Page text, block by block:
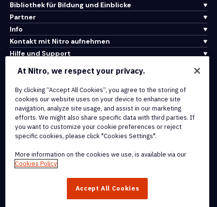
Bibliothek für Bildung und Einblicke
Partner
Info
Kontakt mit Nitro aufnehmen
Hilfe und Support
Nutzungsbedingungen
Cookie-Richtlinie
Copyright-Richtlinie
Alle Bedingungen und Richtlinien
Marken von Nitro Software, Inc. oder seinen verbundenen
At Nitro, we respect your privacy.
By clicking “Accept All Cookies”, you agree to the storing of
cookies our website uses on your device to enhance site
navigation, analyze site usage, and assist in our marketing
efforts. We might also share specific data with third parties. If
you want to customize your cookie preferences or reject
specific cookies, please click "Cookies Settings".
More information on the cookies we use, is available via our
Cookies Policy
Accept All Cookies